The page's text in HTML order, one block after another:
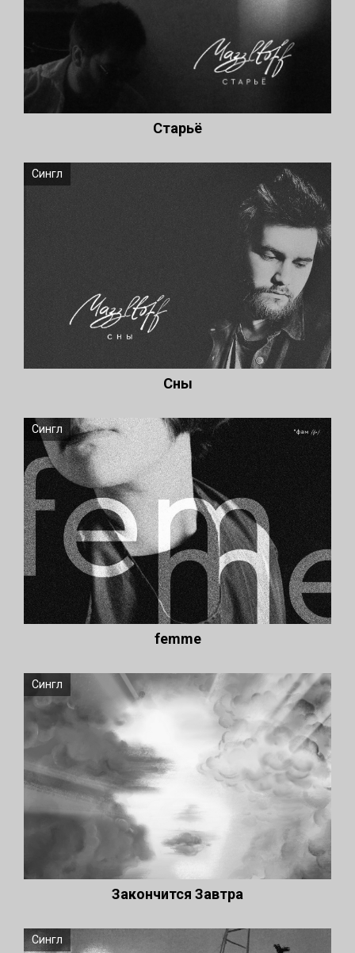
Старьё
Сингл
Сны
Сингл
femme
Сингл
Закончится Завтра
Сингл